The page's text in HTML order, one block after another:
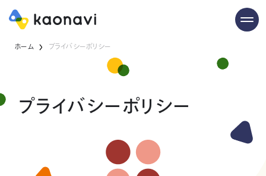
ホーム プライバシーポリシー
プライバシーポリシー